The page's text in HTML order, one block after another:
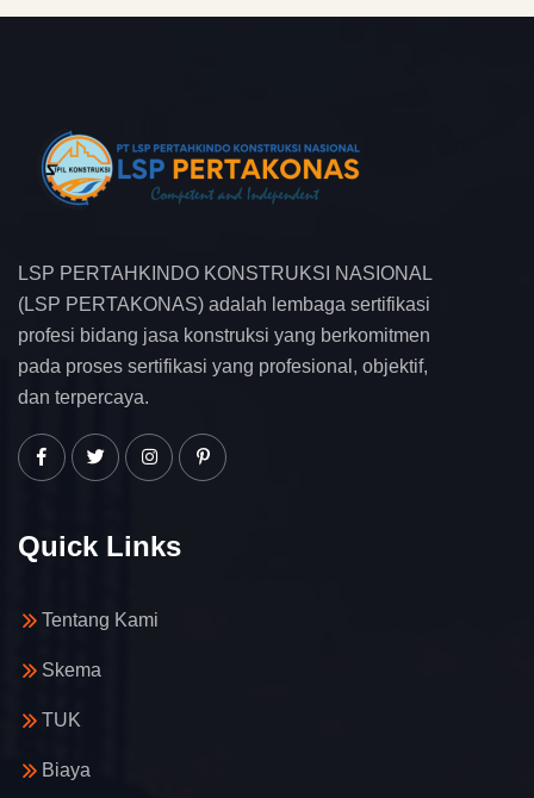
LSP PERTAHKINDO KONSTRUKSI NASIONAL
(LSP PERTAKONAS) adalah lembaga sertifikasi
profesi bidang jasa konstruksi yang berkomitmen
pada proses sertifikasi yang profesional, objektif,
dan terpercaya.
Quick Links
Tentang Kami
Skema
TUK
Biaya